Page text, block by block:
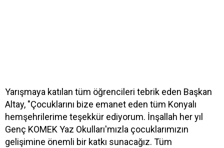
Yarışmaya katılan tüm öğrencileri tebrik eden Başkan
Altay, "Çocuklarını bize emanet eden tüm Konyalı
hemşehrilerime teşekkür ediyorum. İnşallah her yıl
Genç KOMEK Yaz Okulları'mızla çocuklarımızın
gelişimine önemli bir katkı sunacağız. Tüm